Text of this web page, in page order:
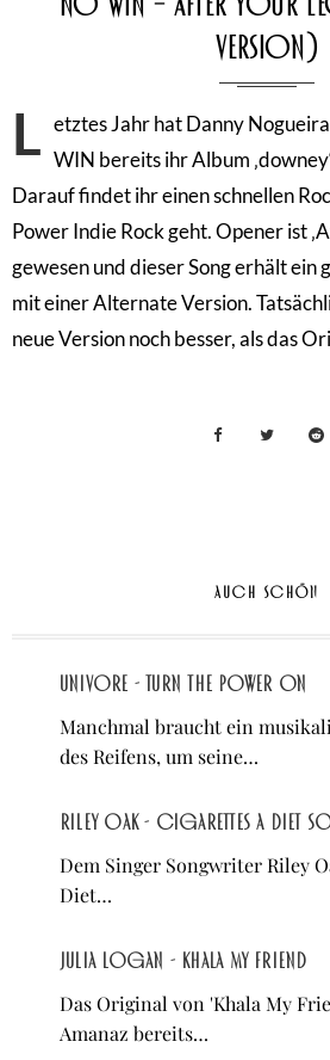
Version)
L etztes Jahr hat Danny
WIN bereits ihr Album
Darauf findet ihr einen schnellen
Power Indie Rock geht. Opener ist
gewesen und dieser Song erhält ein
mit einer Alternate Version.
neue Version noch besser, als das
AUCH SCHÖN
Univore - Turn the Power On
Manchmal braucht ein
des Reifens, um seine…
Riley Oak - Cigarettes a Diet
Dem Singer Songwriter Riley
Diet…
Julia Logan - Khala My Friend
Das Original von 'Khala My
Amanaz bereits…